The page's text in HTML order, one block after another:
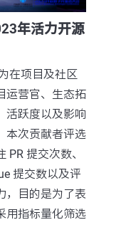
年活力开源
在项目及社区
运营官、生态拓
活跃度以及影响
本次贡献者评选
提交次数、
提交数以及评
，目的是为了表
用指标量化筛选